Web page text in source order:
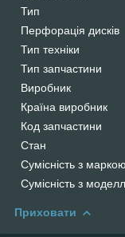
Тип
Перфорація дисків
Тип техніки
Тип запчастини
Виробник
Країна виробник
Код запчастини
Стан
Сумісність з маркою
Сумісність з
Приховати